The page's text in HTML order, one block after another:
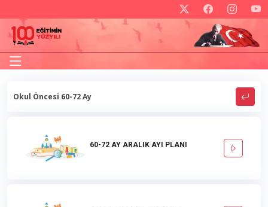
Okul Öncesi 60-72 Ay
60-72 AY ARALIK AYI PLANI